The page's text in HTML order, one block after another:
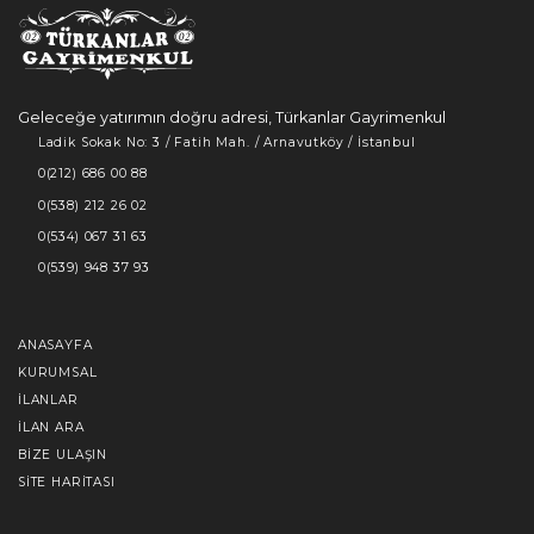
Geleceğe yatırımın doğru adresi, Türkanlar Gayrimenkul
Ladik Sokak No: 3 / Fatih Mah. / Arnavutköy / İstanbul
0(212) 686 00 88
0(538) 212 26 02
0(534) 067 31 63
0(539) 948 37 93
ANASAYFA
KURUMSAL
İLANLAR
İLAN ARA
BIZE ULAŞIN
SITE HARITASI